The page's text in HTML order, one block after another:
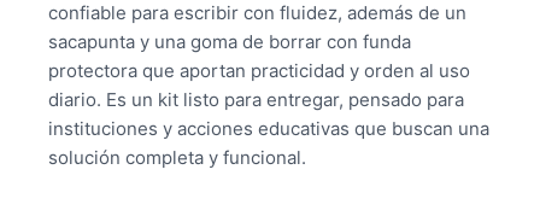
confiable para escribir con fluidez, además de un
sacapunta y una goma de borrar con funda
protectora que aportan practicidad y orden al uso
diario. Es un kit listo para entregar, pensado para
instituciones y acciones educativas que buscan una
solución completa y funcional.